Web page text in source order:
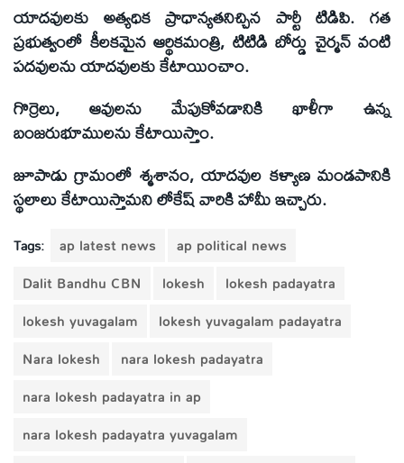
యాదవులకు అత్యధిక ప్రాధాన్యతనిచ్చిన పార్టీ టిడిపి. గత
ప్రభుత్వంలో కీలకమైన ఆర్థికమంత్రి, టిటిడి బోర్డు చైర్మన్ వంటి
పదవులను యాదవులకు కేటాయించాం.
గొర్రెలు, ఆవులను మేపుకోవడానికి ఖాళీగా ఉన్న
బంజరుభూములను కేటాయిస్తాం.
జూపాడు గ్రామంలో శ్మశానం, యాదవుల కళ్యాణ మండపానికి
స్థలాలు కేటాయిస్తామని లోకేష్ వారికి హామీ ఇచ్చారు.
Tags: ap latest news
ap political news
Dalit Bandhu CBN
lokesh
lokesh padayatra
lokesh yuvagalam
lokesh yuvagalam padayatra
Nara lokesh
nara lokesh padayatra
nara lokesh padayatra in ap
nara lokesh padayatra yuvagalam